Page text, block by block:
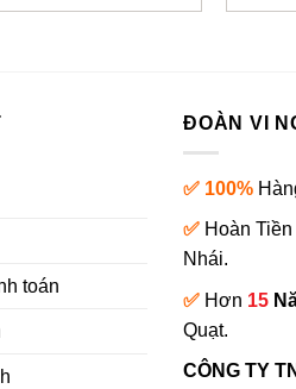
toán
ĐOÀN VI
✅ 100%
✅ Hoàn Tiền
Nhái.
✅ Hơn 15
Quạt.
CÔNG TY